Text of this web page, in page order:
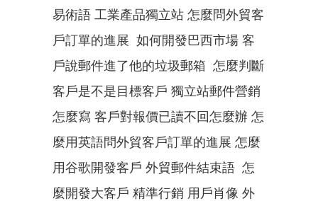
易術語 工業產品獨立站 怎麼問外貿客
戶訂單的進展  如何開發巴西市場 客
戶說郵件進了他的垃圾郵箱  怎麼判斷
客戶是不是目標客戶 獨立站郵件營銷
怎麼寫 客戶對報價已讀不回怎麼辦 怎
麼用英語問外貿客戶訂單的進展 怎麼
用谷歌開發客戶 外貿郵件結束語  怎
麼開發大客戶 精準行銷 用戶肖像 外